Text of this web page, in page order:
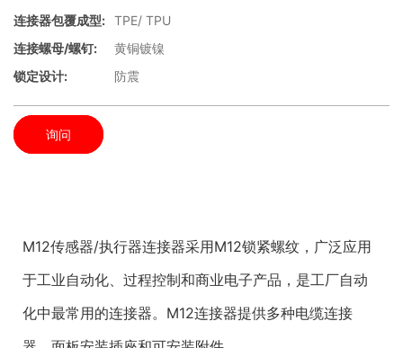
连接器包覆成型: TPE/ TPU
连接螺母/螺钉:
黄铜镀镍
锁定设计:
防震
询问
M12传感器/执行器连接器采用M12锁紧螺纹，广泛应用
于工业自动化、过程控制和商业电子产品，是工厂自动
化中最常用的连接器。M12连接器提供多种电缆连接